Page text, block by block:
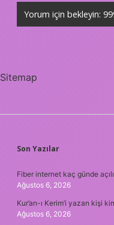
Sitemap
SIDEBAR
Son Yazılar
Fiber internet kaç günde
Ağustos 6, 2026
Kur’an-ı Kerim’i yazan kişi
Ağustos 6, 2026